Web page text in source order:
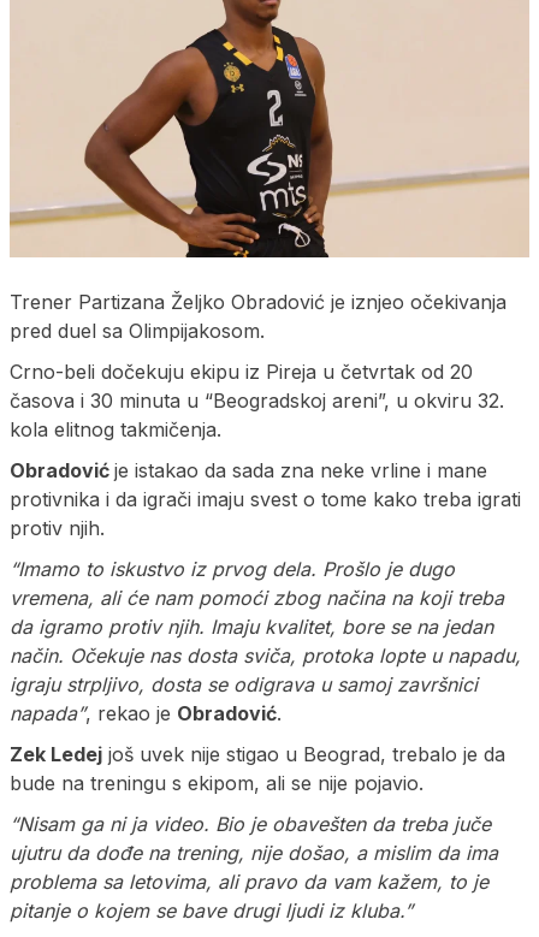
Trener Partizana Željko Obradović je iznjeo očekivanja
pred duel sa Olimpijakosom.
Crno-beli dočekuju ekipu iz Pireja u četvrtak od 20
časova i 30 minuta u “Beogradskoj areni”, u okviru 32.
kola elitnog takmičenja.
Obradović je istakao da sada zna neke vrline i mane
protivnika i da igrači imaju svest o tome kako treba igrati
protiv njih.
“Imamo to iskustvo iz prvog dela. Prošlo je dugo
vremena, ali će nam pomoći zbog načina na koji treba
da igramo protiv njih. Imaju kvalitet, bore se na jedan
način. Očekuje nas dosta sviča, protoka lopte u napadu,
igraju strpljivo, dosta se odigrava u samoj završnici
napada”, rekao je Obradović.
Zek Ledej još uvek nije stigao u Beograd, trebalo je da
bude na treningu s ekipom, ali se nije pojavio.
“Nisam ga ni ja video. Bio je obavešten da treba juče
ujutru da dođe na trening, nije došao, a mislim da ima
problema sa letovima, ali pravo da vam kažem, to je
pitanje o kojem se bave drugi ljudi iz kluba.”